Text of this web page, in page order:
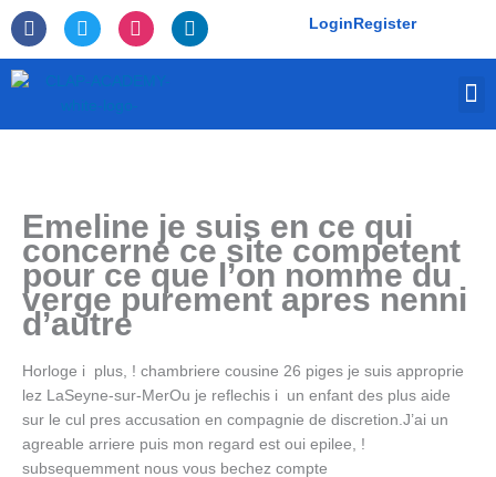
Skip
to
content
F
a
c
e
T
w
i
I
n
s
L
i
n
LoginRegister
Emeline je suis en ce qui
concerne ce site competent
pour ce que l’on nomme du
verge purement apres nenni
d’autre
Horloge i plus, ! chambriere cousine 26 piges je suis approprie
lez LaSeyne-sur-MerOu je reflechis i un enfant des plus aide
sur le cul pres accusation en compagnie de discretion.J’ai un
agreable arriere puis mon regard est oui epilee, !
subsequemment nous vous bechez compte